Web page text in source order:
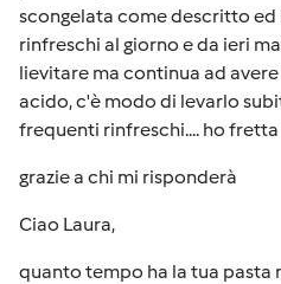
scongelata come descritto
rinfreschi al giorno e da ieri
lievitare ma continua ad
acido, c'è modo di levarlo
frequenti rinfreschi.... ho fretta
grazie a chi mi risponderà
Ciao Laura,
quanto tempo ha la tua pasta